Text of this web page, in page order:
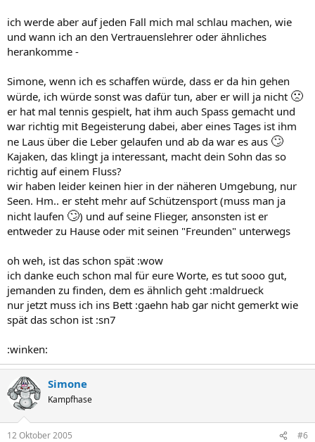
ich werde aber auf jeden Fall mich mal schlau machen, wie
und wann ich an den Vertrauenslehrer oder ähnliches
herankomme -
Simone, wenn ich es schaffen würde, dass er da hin gehen
würde, ich würde sonst was dafür tun, aber er will ja nicht 🙁
er hat mal tennis gespielt, hat ihm auch Spass gemacht und
war richtig mit Begeisterung dabei, aber eines Tages ist ihm
ne Laus über die Leber gelaufen und ab da war es aus 🙄
Kajaken, das klingt ja interessant, macht dein Sohn das so
richtig auf einem Fluss?
wir haben leider keinen hier in der näheren Umgebung, nur
Seen. Hm.. er steht mehr auf Schützensport (muss man ja
nicht laufen 🙄) und auf seine Flieger, ansonsten ist er
entweder zu Hause oder mit seinen "Freunden" unterwegs
oh weh, ist das schon spät :wow
ich danke euch schon mal für eure Worte, es tut sooo gut,
jemanden zu finden, dem es ähnlich geht :maldrueck
nur jetzt muss ich ins Bett :gaehn hab gar nicht gemerkt wie
spät das schon ist :sn7
:winken:
Simone
Kampfhase
12 Oktober 2005 #6